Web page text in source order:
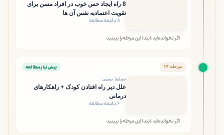
8 راه ایجاد حس خوب در افراد مسن برای
تقویت اعتمادبه‌ نفس آن‌ ها
۸ دقیقه مطالعه
اگر نخوانده‌اید، ابتدا این مرحله را ببینید
مرحله ۱۴ پیش‌نیاز مطالعه
تسلط نسبی
علل دیر راه افتادن کودک + راهکارهای
درمانی
۶ دقیقه مطالعه
اگر نخوانده‌اید، ابتدا این مرحله را ببینید